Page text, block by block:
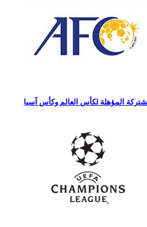
المؤهلة لكأس العالم وكأس آسيا